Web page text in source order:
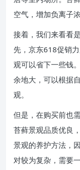
空气，增加负离子
接着，我们来看看
先，京东618促销
观可以省下一些钱
余地大，可以根据
观。
但是，在购买前也
苔藓景观品质优良
景观的养护方法，
对较为复杂，需要